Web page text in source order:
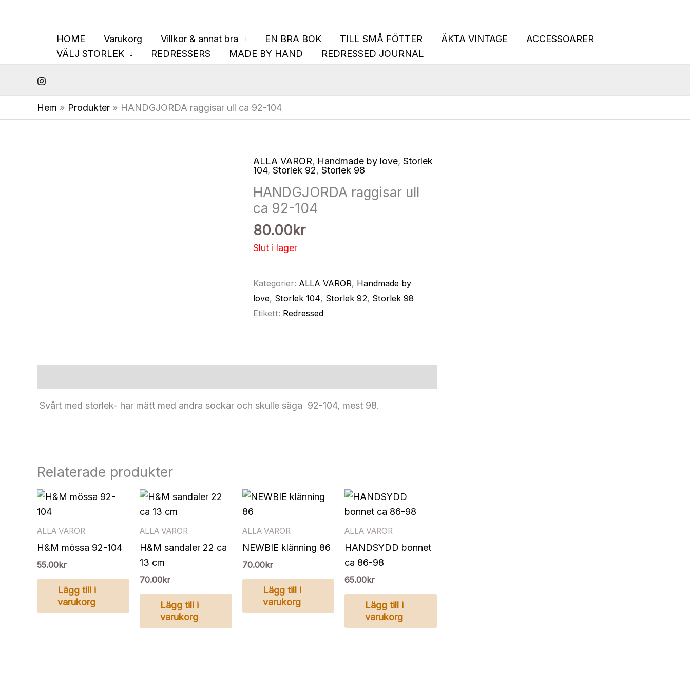
HOME Varukorg Villkor & annat bra EN BRA BOK TILL SMÅ FÖTTER ÄKTA VINTAGE
ACCESSOARER
VÄLJ STORLEK
REDRESSERS MADE BY HAND REDRESSED JOURNAL
Hem Produkter HANDGJORDA raggisar ull ca 92-104
ALLA VAROR, Handmade by love, Storlek
104, Storlek 92, Storlek 98
HANDGJORDA raggisar ull
ca 92-104
80.00kr
Slut i lager
Kategorier: ALLA VAROR, Handmade by
love, Storlek 104, Storlek 92, Storlek 98
Etikett: Redressed
Svårt med storlek- har mätt med andra sockar och skulle säga 92-104, mest 98.
Relaterade produkter
ALLA VAROR
H&M mössa 92-104
55.00kr
Lägg till i
varukorg
ALLA VAROR
H&M sandaler 22 ca
13 cm
70.00kr
Lägg till i
varukorg
ALLA VAROR
NEWBIE klänning 86
70.00kr
Lägg till i
varukorg
ALLA VAROR
HANDSYDD bonnet
ca 86-98
65.00kr
Lägg till i
varukorg